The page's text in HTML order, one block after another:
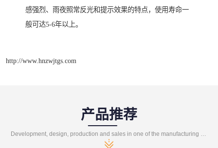
感强烈、雨夜照常反光和提示效果的特点，使用寿命一
般可达5-6年以上。
http://www.hnzwjtgs.com
产品推荐